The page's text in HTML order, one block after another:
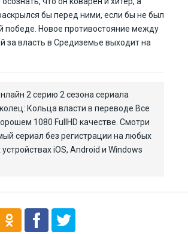
бы перед ними, если бы не был
победе. Новое противостояние между
за власть в Средиземье выходит на
2 серию 2 сезона сериала
Кольца власти в переводе Все
1080 FullHD качестве. Смотри
сериал без регистрации на любых
iOS, Android и Windows